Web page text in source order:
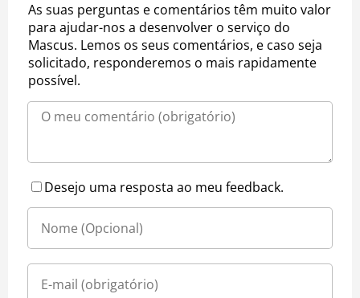
As suas perguntas e comentários têm muito valor
para ajudar-nos a desenvolver o serviço do
Mascus. Lemos os seus comentários, e caso seja
solicitado, responderemos o mais rapidamente
possível.
Desejo uma resposta ao meu feedback.